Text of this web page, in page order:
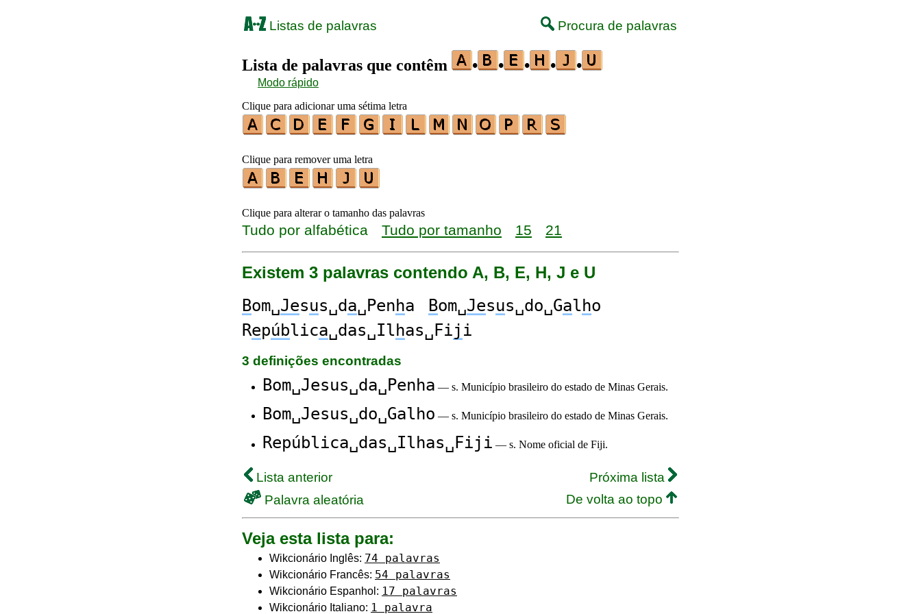
Listas de palavras Procura de palavras
Lista de palavras que contêm • • • • •
Modo rápido
Clique para adicionar uma sétima letra
Clique para remover uma letra
Clique para alterar o tamanho das palavras
Tudo por alfabética Tudo por tamanho 15 21
Existem 3 palavras contendo A, B, E, H, J e U
Bom␣Jesus␣da␣Penha Bom␣Jesus␣do␣Galho
República␣das␣Ilhas␣Fij i
3 definições encontradas
Bom␣Jesus␣da␣Penha — s. Município brasileiro do estado de Minas Gerais.
Bom␣Jesus␣do␣Galho — s. Município brasileiro do estado de Minas Gerais.
República␣das␣Ilhas␣Fiji — s. Nome oficial de Fiji.
Lista anterior
Próxima lista
Palavra aleatória
De volta ao topo
Veja esta lista para:
Wikcionário Inglês: 74 palavras
Wikcionário Francês: 54 palavras
Wikcionário Espanhol: 17 palavras
Wikcionário Italiano: 1 palavra